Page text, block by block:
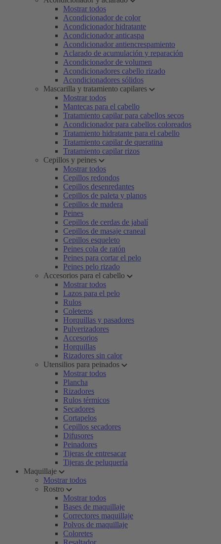
Mostrar todos
Acondicionador de color
Acondicionador hidratante
Acondicionador anticaspa
Acondicionador antiencrespamiento
Aclarado de acumulación y reparación
Acondicionador de volumen
Acondicionadores cabello rizado
Acondicionadores sólidos
Mascarilla y tratamiento capilares
Mostrar todos
Mantecas para el cabello
Tratamiento capilar para cabellos secos
Acondicionador para cabellos coloreados
Tratamiento hidratante para el cabello
Tratamiento capilar de queratina
Tratamiento capilar rizos
Cepillos y peines
Mostrar todos
Cepillos redondos
Cepillos desenredantes
Cepillos de paleta y planos
Cepillos de madera
Peines
Cepillos de cerdas de jabalí
Cepillos de masaje craneal
Cepillos esqueleto
Peines cola de ratón
Peines para cortar el pelo
Peines pelo rizado
Accesorios para el cabello
Mostrar todos
Lazos para el pelo
Rulos
Coleteros
Horquillas y pasadores
Pulverizadores
Accesorios
Horquillas
Rizadores sin calor
Utensilios para peinados
Mostrar todos
Plancha
Rizadores
Rulos térmicos
Secadores
Cortapelos
Cepillos secadores
Difusores
Peinadores
Tijeras de entresacar
Tijeras de peluquería
Maquillaje
Mostrar todos
Rostro
Mostrar todos
Bases de maquillaje
Correctores maquillaje
Polvos de maquillaje
Coloretes
Resaltador